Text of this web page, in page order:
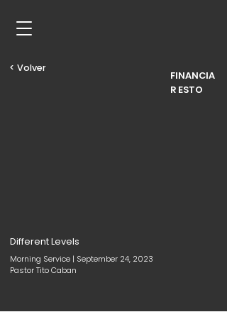
< Volver
FINANCIA
R ESTO
Different Levels
Morning Service | September 24, 2023
Pastor Tito Caban